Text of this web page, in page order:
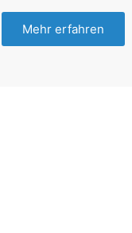
Mehr erfahren